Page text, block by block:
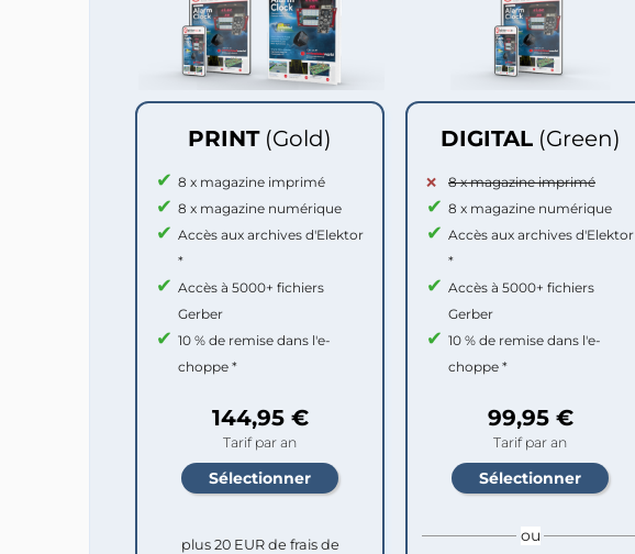
PRINT (Gold)
8 x magazine imprimé
8 x magazine numérique
Accès aux archives d'Elektor
*
Accès à 5000+ fichiers
Gerber
10 % de remise dans l'e-
choppe *
144,95 €
Tarif par an
plus 20 EUR de frais de
DIGITAL (Green)
8 x magazine imprimé
8 x magazine numérique
Accès aux archives d'Elektor
*
Accès à 5000+ fichiers
Gerber
10 % de remise dans l'e-
choppe *
99,95 €
Tarif par an
ou